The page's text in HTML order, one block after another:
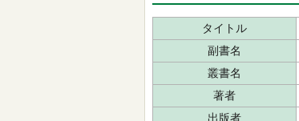
タイトル
副書名
叢書名
著者
出版者